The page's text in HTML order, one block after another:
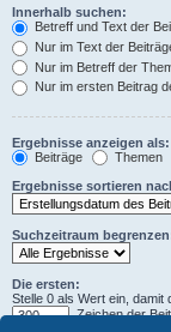
Innerhalb suchen:
Betreff und Text der
Nur im Text der
Nur im Betreff der
Nur im ersten Beitrag
Ergebnisse anzeigen als:
Beiträge
Themen
Ergebnisse sortieren
Suchzeitraum
Die ersten:
Stelle 0 als Wert ein, damit
Zeichen der